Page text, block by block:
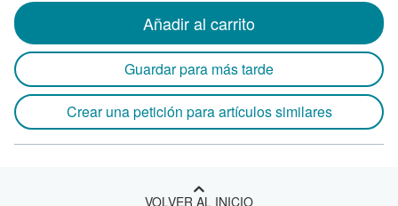
Añadir al carrito
Guardar para más tarde
Crear una petición para artículos similares
VOLVER AL INICIO